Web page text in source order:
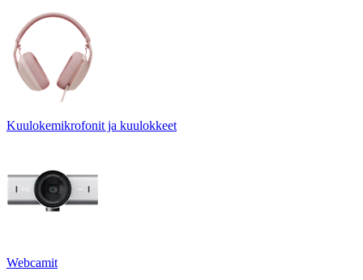
Kuulokemikrofonit ja kuulokkeet
Webcamit